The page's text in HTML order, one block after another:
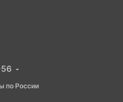
по России